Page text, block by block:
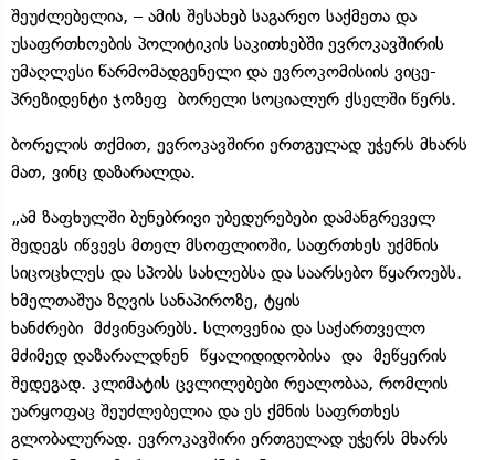
შეუძლებელია, – ამის შესახებ საგარეო საქმეთა და
უსაფრთხოების პოლიტიკის საკითხებში ევროკავშირის
უმაღლესი წარმომადგენელი და ევროკომისიის ვიცე-
პრეზიდენტი ჯოზეფ ბორელი სოციალურ ქსელში წერს.
ბორელის თქმით, ევროკავშირი ერთგულად უჭერს მხარს
მათ, ვინც დაზარალდა.
„ამ ზაფხულში ბუნებრივი უბედურებები დამანგრეველ
შედეგს იწვევს მთელ მსოფლიოში, საფრთხეს უქმნის
სიცოცხლეს და სპობს სახლებსა და საარსებო წყაროებს.
ხმელთაშუა ზღვის სანაპიროზე, ტყის
ხანძრები მძვინვარებს​. სლოვენია და საქართველო
მძიმედ დაზარალდნენ წყალიდიდობისა და მეწყერის
შედეგად. კლიმატის ცვლილებები რეალობაა, რომლის
უარყოფაც შეუძლებელია და ეს ქმნის საფრთხეს
გლობალურად. ევროკავშირი ერთგულად უჭერს მხარს